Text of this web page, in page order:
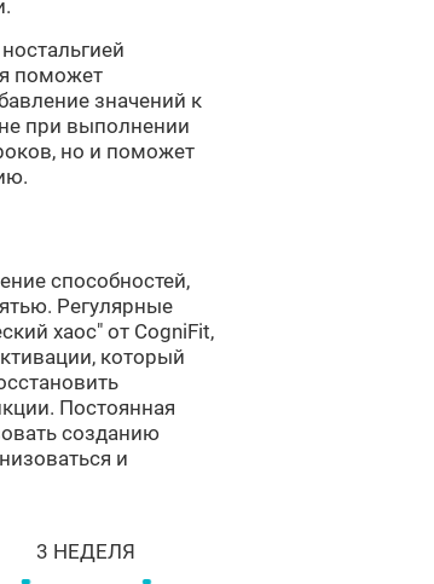
поможет
значений к
при выполнении
но и поможет
способностей,
Регулярные
хаос" от CogniFit,
который
Постоянная
созданию
и
3 НЕДЕЛЯ